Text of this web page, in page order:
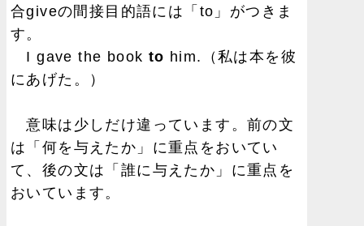
合giveの間接目的語には「to」がつきま
す。
I gave the book to him.（私は本を彼
にあげた。）
意味は少しだけ違っています。前の文
は「何を与えたか」に重点をおいてい
て、後の文は「誰に与えたか」に重点を
おいています。